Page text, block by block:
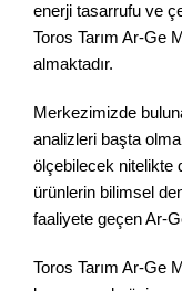
enerji tasarrufu ve
Toros Tarım Ar-Ge
almaktadır.
Merkezimizde
analizleri başta
ölçebilecek nitelikte
ürünlerin bilimsel
faaliyete geçen Ar-
Toros Tarım Ar-Ge